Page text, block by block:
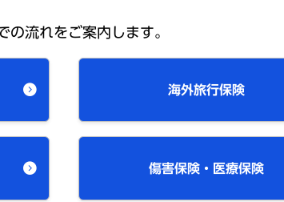
の流れをご案内します。
海外旅行保険
傷害保険・医療保険